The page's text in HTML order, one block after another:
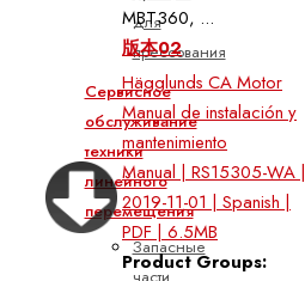
для
прессования
Сервисное
обслуживание
техники
линейного
перемещения
Запасные
MBT360, ...
版本02
Hägglunds CA Motor
Manual de instalación y
mantenimiento
Manual | RS15305-WA |
2019-11-01 | Spanish |
PDF | 6.5MB
Product Groups: